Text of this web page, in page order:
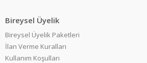
Bireysel Üyelik
Bireysel Üyelik Paketleri
İlan Verme Kuralları
Kullanım Koşulları